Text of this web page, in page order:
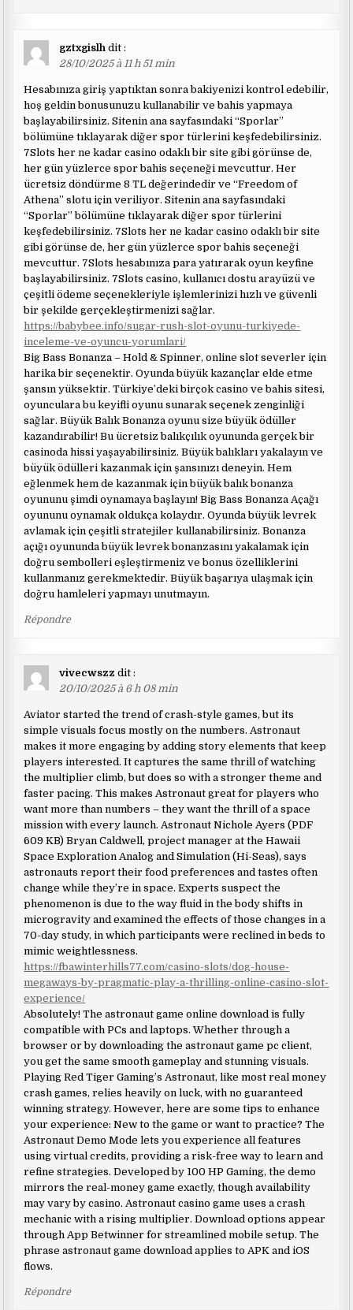
gztxgislh dit :
28/10/2025 à 11 h 51 min
Hesabınıza giriş yaptıktan sonra bakiyenizi kontrol edebilir,
hoş geldin bonusunuzu kullanabilir ve bahis yapmaya
başlayabilirsiniz. Sitenin ana sayfasındaki “Sporlar”
bölümüne tıklayarak diğer spor türlerini keşfedebilirsiniz.
7Slots her ne kadar casino odaklı bir site gibi görünse de,
her gün yüzlerce spor bahis seçeneği mevcuttur. Her
ücretsiz döndürme 8 TL değerindedir ve “Freedom of
Athena” slotu için veriliyor. Sitenin ana sayfasındaki
“Sporlar” bölümüne tıklayarak diğer spor türlerini
keşfedebilirsiniz. 7Slots her ne kadar casino odaklı bir site
gibi görünse de, her gün yüzlerce spor bahis seçeneği
mevcuttur. 7Slots hesabınıza para yatırarak oyun keyfine
başlayabilirsiniz. 7Slots casino, kullanıcı dostu arayüzü ve
çeşitli ödeme seçenekleriyle işlemlerinizi hızlı ve güvenli
bir şekilde gerçekleştirmenizi sağlar.
https://babybee.info/sugar-rush-slot-oyunu-turkiyede-
inceleme-ve-oyuncu-yorumlari/
Big Bass Bonanza – Hold & Spinner, online slot severler için
harika bir seçenektir. Oyunda büyük kazançlar elde etme
şansın yüksektir. Türkiye’deki birçok casino ve bahis sitesi,
oyunculara bu keyifli oyunu sunarak seçenek zenginliği
sağlar. Büyük Balık Bonanza oyunu size büyük ödüller
kazandırabilir! Bu ücretsiz balıkçılık oyununda gerçek bir
casinoda hissi yaşayabilirsiniz. Büyük balıkları yakalayın ve
büyük ödülleri kazanmak için şansınızı deneyin. Hem
eğlenmek hem de kazanmak için büyük balık bonanza
oyununu şimdi oynamaya başlayın! Big Bass Bonanza Açağı
oyununu oynamak oldukça kolaydır. Oyunda büyük levrek
avlamak için çeşitli stratejiler kullanabilirsiniz. Bonanza
açığı oyununda büyük levrek bonanzasını yakalamak için
doğru sembolleri eşleştirmeniz ve bonus özelliklerini
kullanmanız gerekmektedir. Büyük başarıya ulaşmak için
doğru hamleleri yapmayı unutmayın.
Répondre
vivecwszz dit :
20/10/2025 à 6 h 08 min
Aviator started the trend of crash-style games, but its
simple visuals focus mostly on the numbers. Astronaut
makes it more engaging by adding story elements that keep
players interested. It captures the same thrill of watching
the multiplier climb, but does so with a stronger theme and
faster pacing. This makes Astronaut great for players who
want more than numbers – they want the thrill of a space
mission with every launch. Astronaut Nichole Ayers (PDF
609 KB) Bryan Caldwell, project manager at the Hawaii
Space Exploration Analog and Simulation (Hi-Seas), says
astronauts report their food preferences and tastes often
change while they’re in space. Experts suspect the
phenomenon is due to the way fluid in the body shifts in
microgravity and examined the effects of those changes in a
70-day study, in which participants were reclined in beds to
mimic weightlessness.
https://fbawinterhills77.com/casino-slots/dog-house-
megaways-by-pragmatic-play-a-thrilling-online-casino-slot-
experience/
Absolutely! The astronaut game online download is fully
compatible with PCs and laptops. Whether through a
browser or by downloading the astronaut game pc client,
you get the same smooth gameplay and stunning visuals.
Playing Red Tiger Gaming’s Astronaut, like most real money
crash games, relies heavily on luck, with no guaranteed
winning strategy. However, here are some tips to enhance
your experience: New to the game or want to practice? The
Astronaut Demo Mode lets you experience all features
using virtual credits, providing a risk-free way to learn and
refine strategies. Developed by 100 HP Gaming, the demo
mirrors the real-money game exactly, though availability
may vary by casino. Astronaut casino game uses a crash
mechanic with a rising multiplier. Download options appear
through App Betwinner for streamlined mobile setup. The
phrase astronaut game download applies to APK and iOS
flows.
Répondre